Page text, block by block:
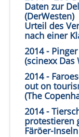
Daten zur
(DerWesten)
Urteil des
nach einer
2014 -
(scinexx Das
2014 -
out on
(The
2014 -
protestieren
Färöer-Inseln